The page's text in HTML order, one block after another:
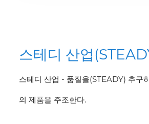
스테디 산업
스테디 산업 - 품질을(STEADY) 추구
의 제품을 주조한다.